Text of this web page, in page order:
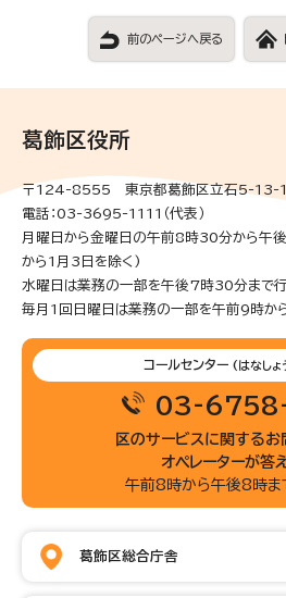
前のページへ戻る
葛飾区役所
〒124-8555 東京都葛飾区立石5-
電話：03-3695-1111（代表）
月曜日から金曜日の午前8時30分から午
から1月3日を除く)
水曜日は業務の一部を午後7時30分まで行
毎月1回日曜日は業務の一部を午前9時か
コールセンター (はなしょ
03-
区のサービスに関するお
オペレーターが答
午前8時から午後8時ま
葛飾区総合庁舎